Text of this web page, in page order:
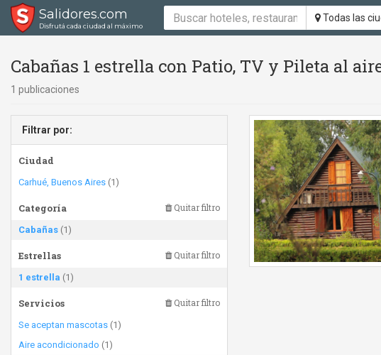
Salidores.com
Disfrutá cada ciudad al máximo
Todas las
Cabañas 1 estrella con Patio, TV y Pileta al
1 publicaciones
Filtrar por:
Ciudad
Carhué, Buenos Aires (1)
Categoría Quitar filtro
Cabañas (1)
Estrellas Quitar filtro
1 estrella (1)
Servicios Quitar filtro
Se aceptan mascotas (1)
Aire acondicionado (1)